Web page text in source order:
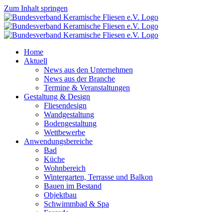
Zum Inhalt springen
Home
Aktuell
News aus den Unternehmen
News aus der Branche
Termine & Veranstaltungen
Gestaltung & Design
Fliesendesign
Wandgestaltung
Bodengestaltung
Wettbewerbe
Anwendungsbereiche
Bad
Küche
Wohnbereich
Wintergarten, Terrasse und Balkon
Bauen im Bestand
Objektbau
Schwimmbad & Spa